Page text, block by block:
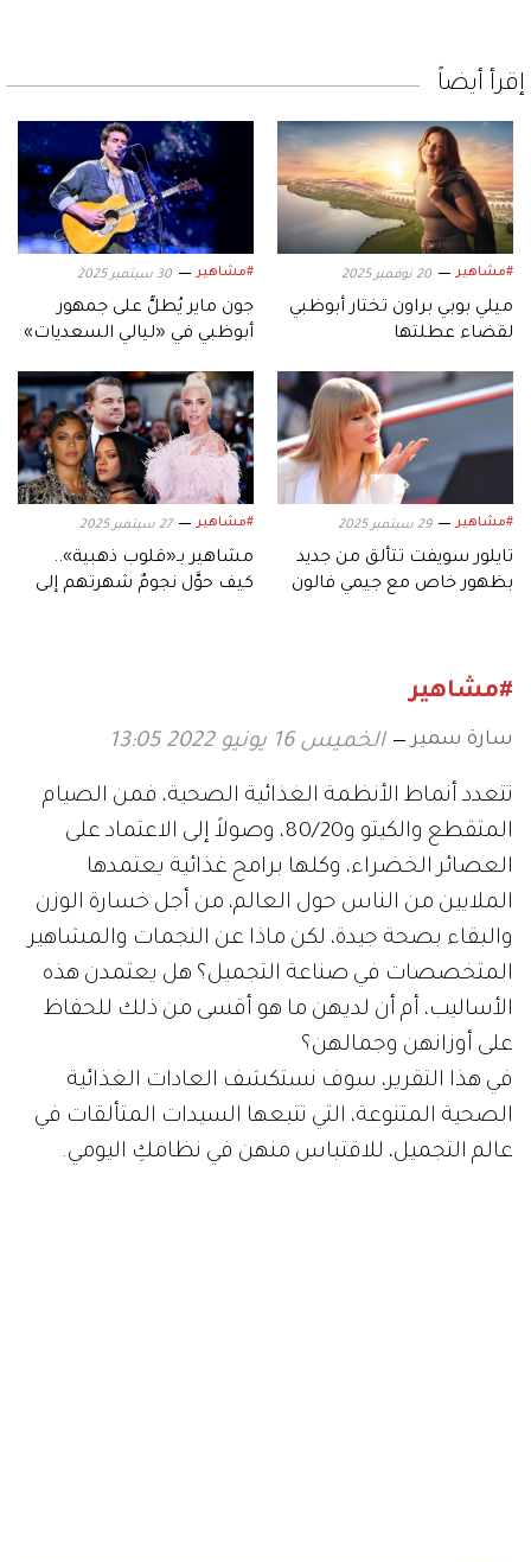
إقرأ أيضاً
#مشاهير 20 نوفمبر 2025
ميلي بوبي براون تختار أبوظبي
لقضاء عطلتها
#مشاهير 30 سبتمبر 2025
جون ماير يُطلُّ على جمهور
أبوظبي في «ليالي السعديات»
#مشاهير 29 سبتمبر 2025
تايلور سويفت تتألق من جديد
بظهور خاص مع جيمي فالون
#مشاهير 27 سبتمبر 2025
مشاهير بـ«قلوب ذهبية»..
كيف حوَّل نجومٌ شهرتهم إلى
#مشاهير
سارة سمير الخميس 16 يونيو 2022 13:05
تتعدد أنماط الأنظمة الغذائية الصحية، فمن الصيام
المتقطع والكيتو و80/20، وصولاً إلى الاعتماد على
العصائر الخضراء، وكلها برامج غذائية يعتمدها
الملايين من الناس حول العالم، من أجل خسارة الوزن
والبقاء بصحة جيدة، لكن ماذا عن النجمات والمشاهير
المتخصصات في صناعة التجميل؟ هل يعتمدن هذه
الأساليب، أم أن لديهن ما هو أقسى من ذلك للحفاظ
على أوزانهن وجمالهن؟
في هذا التقرير، سوف نستكشف العادات الغذائية
الصحية المتنوعة، التي تتبعها السيدات المتألقات في
عالم التجميل، للاقتباس منهن في نظامكِ اليومي.